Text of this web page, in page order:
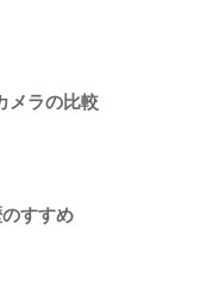
メラの比較
すすめ